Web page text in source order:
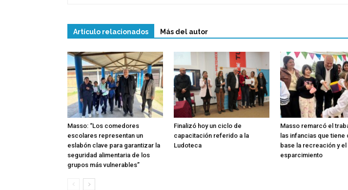
Artículo relacionados Más del autor
Masso: “Los comedores
escolares representan un
eslabón clave para garantizar la
seguridad alimentaria de los
grupos más vulnerables”
Finalizó hoy un ciclo de
capacitación referido a la
Ludoteca
Masso remarcó el
las infancias que tiene
base la recreación y el
esparcimiento